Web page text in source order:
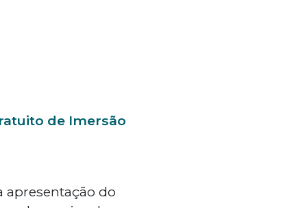
de Imersão
apresentação do